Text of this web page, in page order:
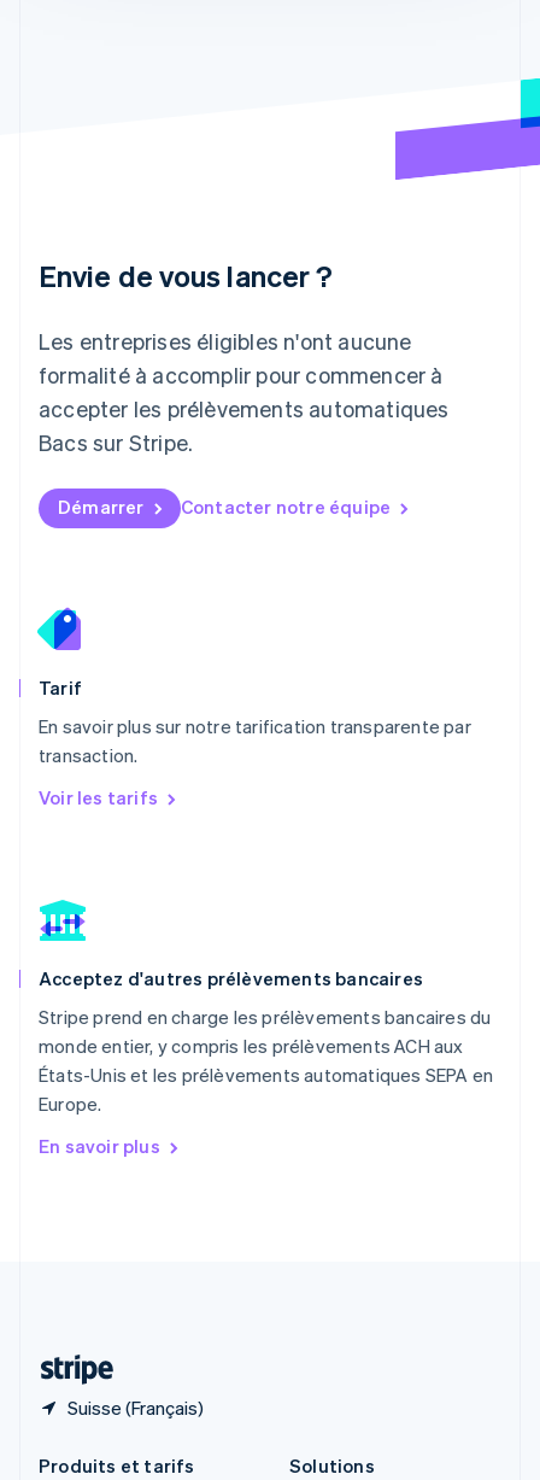
Envie de vous lancer ?
Les entreprises éligibles n'ont aucune
formalité à accomplir pour commencer à
accepter les prélèvements automatiques
Bacs sur Stripe.
Démarrer Contacter notre équipe
Tarif
En savoir plus sur notre tarification transparente par
transaction.
Voir les tarifs
Acceptez d'autres prélèvements bancaires
Stripe prend en charge les prélèvements bancaires du
monde entier, y compris les prélèvements ACH aux
États-Unis et les prélèvements automatiques SEPA en
Europe.
En savoir plus
Suisse (Français)
日本語 English
Liechtenstein
Deutsch English
Lituanie
English
Luxembourg
Malaisie
English 简体中文
Español
Nouvelle-Zélande
Pays-Bas
Nederlands
Pologne
English
English
République tchèque
Roumanie
English
Royaume-Uni
Singapour
English
English
Produits et tarifs
Solutions